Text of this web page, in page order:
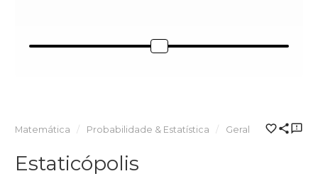
Matemática Probabilidade & Estatística Geral
Estaticópolis